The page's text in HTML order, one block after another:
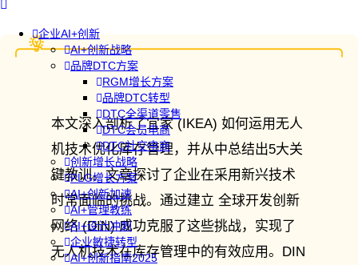
企业AI+创新
AI+创新战略
品牌DTC方案
RGM增长方案
品牌DTC转型
DTC全渠道零售
DTC会员电商
DTC社交电商
创新增长战略
PLG增长方案
AI+创新加速
AI+管理教练
AI+设计冲刺
企业敏捷转型
AI+创新指南2025
本文深入剖析了宜家 (IKEA) 如何运用无人
机技术优化库存管理，并从中总结出5大关
键教训。文章探讨了企业在采用新兴技术
时常面临的挑战。通过建立 全球开发创新
网络 (DIN) 成功克服了这些挑战，实现了
无人机技术在库存管理中的有效应用。DIN